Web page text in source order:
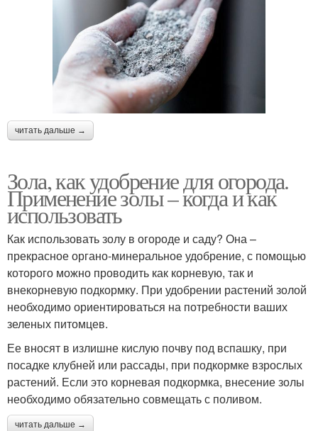
читать дальше →
Зола, как удобрение для огорода.
Применение золы – когда и как
использовать
Как использовать золу в огороде и саду? Она –
прекрасное органо-минеральное удобрение, с помощью
которого можно проводить как корневую, так и
внекорневую подкормку. При удобрении растений золой
необходимо ориентироваться на потребности ваших
зеленых питомцев.
Ее вносят в излишне кислую почву под вспашку, при
посадке клубней или рассады, при подкормке взрослых
растений. Если это корневая подкормка, внесение золы
необходимо обязательно совмещать с поливом.
читать дальше →